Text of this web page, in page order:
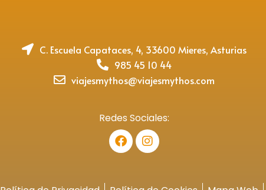
C. Escuela Capataces, 4, 33600 Mieres, Asturias
985 45 10 44
viajesmythos@viajesmythos.com
Redes Sociales:
F
a
c
b
I
n
s